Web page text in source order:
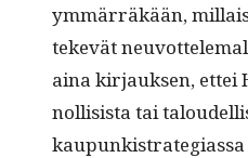
ymmär­räkään,
tekevät
aina kir­jauk­sen,
nol­li­sista tai